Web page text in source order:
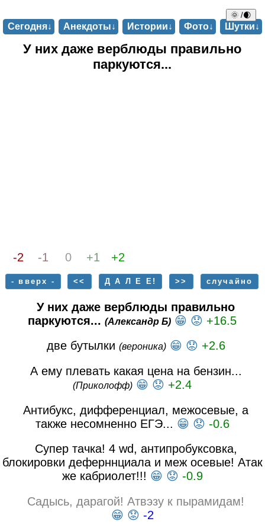
🌞 /🌒
Сегодня↓ Анекдоты↓ Истории↓ Фото↓ Шутки↓
У них даже верблюды правильно
паркуются...
-2 -1 0 +1 +2
- вверх - << Д А Л Е Е! >> случайно
У них даже верблюды правильно
паркуются... (Александр Б) 😁 😟 +16.5
две бутылки (вероника) 😁 😟 +2.6
А ему плевать какая цена на бензин...
(Приколофф) 😁 😟 +2.4
Антибукс, дифференциал, межосевые, а
также несомненно ЕГЭ... 😁 😟 -0.6
Супер тачка! 4 wd, антипробуксовка,
блокировки деферннциала и меж осевые! Атак
же кабриолет!!! 😁 😟 -0.9
Садысь, дарагой! Атвэзу к пырамидам!
😁 😟 -2